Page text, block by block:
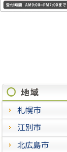
札幌市
江別市
北広島市